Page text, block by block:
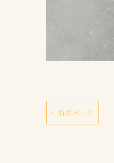
< 前のページ